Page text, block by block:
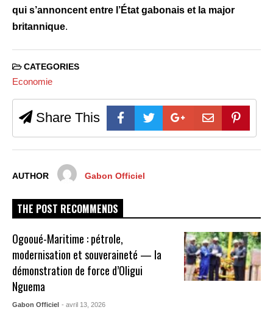
qui s’annoncent entre l’État gabonais et la major
britannique.
CATEGORIES
Economie
Share This
AUTHOR Gabon Officiel
THE POST RECOMMENDS
Ogooué-Maritime : pétrole,
modernisation et souveraineté — la
démonstration de force d’Oligui
Nguema
Gabon Officiel - avril 13, 2026